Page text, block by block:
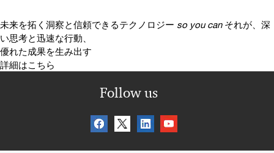
未来を拓く洞察と信頼できるテクノロジー so you can それが、深
い思考と迅速な行動、
優れた成果を生み出す
詳細はこちら
Follow us